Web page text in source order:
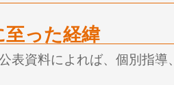
った経緯
表資料によれば、 個別指導